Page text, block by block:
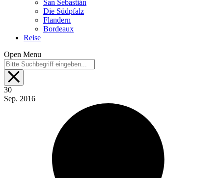
San Sebastián
Die Südpfalz
Flandern
Bordeaux
Reise
Open Menu
30
Sep. 2016